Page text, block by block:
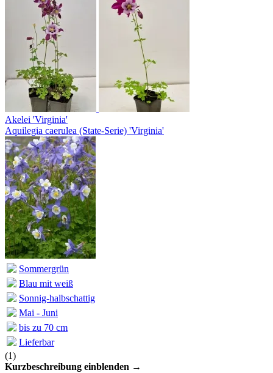
Akelei 'Virginia'
Aquilegia caerulea (State-Serie) 'Virginia'
Sommergrün
Blau mit weiß
Sonnig-halbschattig
Mai - Juni
bis zu 70 cm
Lieferbar
(1)
Kurzbeschreibung einblenden →